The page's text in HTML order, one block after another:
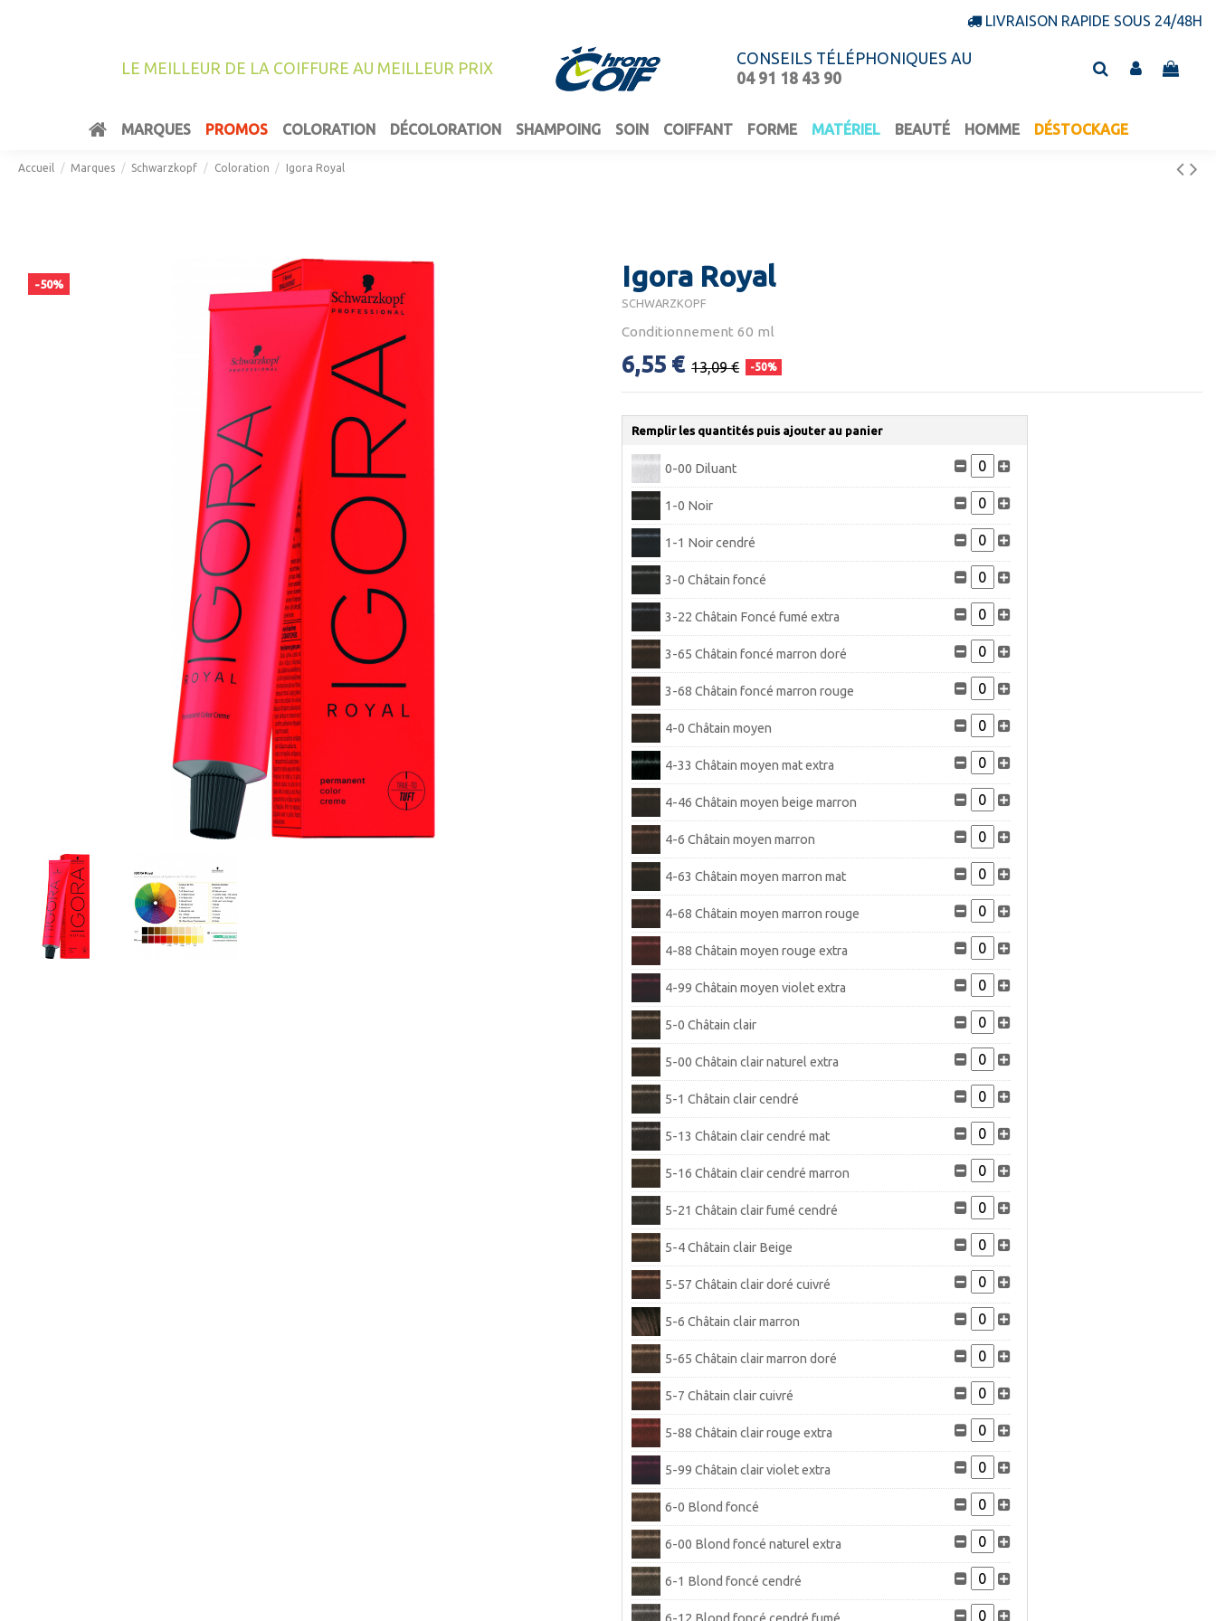
LIVRAISON RAPIDE SOUS 24/48H
LE MEILLEUR DE LA COIFFURE AU MEILLEUR PRIX
CONSEILS TÉLÉPHONIQUES AU
04 91 18 43 90
MARQUES PROMOS COLORATION DÉCOLORATION SHAMPOING SOIN COIFFANT FORME MATÉRIEL BEAUTÉ HOMME DÉSTOCKAGE
Accueil Marques Schwarzkopf Coloration Igora Royal
-50% Igora Royal
SCHWARZKOPF
Conditionnement 60 ml
6,55 € 13,09 € -50%
Remplir les quantités puis ajouter au panier
0-00 Diluant
1-0 Noir
1-1 Noir cendré
3-0 Châtain foncé
3-22 Châtain Foncé fumé extra
3-65 Châtain foncé marron doré
3-68 Châtain foncé marron rouge
4-0 Châtain moyen
4-33 Châtain moyen mat extra
4-46 Châtain moyen beige marron
4-6 Châtain moyen marron
4-63 Châtain moyen marron mat
4-68 Châtain moyen marron rouge
4-88 Châtain moyen rouge extra
4-99 Châtain moyen violet extra
5-0 Châtain clair
5-00 Châtain clair naturel extra
5-1 Châtain clair cendré
5-13 Châtain clair cendré mat
5-16 Châtain clair cendré marron
5-21 Châtain clair fumé cendré
5-4 Châtain clair Beige
5-57 Châtain clair doré cuivré
5-6 Châtain clair marron
5-65 Châtain clair marron doré
5-7 Châtain clair cuivré
5-88 Châtain clair rouge extra
5-99 Châtain clair violet extra
6-0 Blond foncé
6-00 Blond foncé naturel extra
6-1 Blond foncé cendré
6-12 Blond foncé cendré fumé